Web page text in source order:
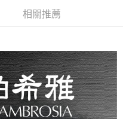
，將跳轉至「AFTEE先享後付」
可完成結帳。
訊。
訊中的連結，可透過四大超商／
費
費
相關推薦